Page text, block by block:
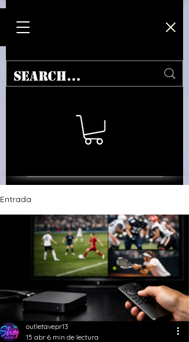
Entrada
outletavepr13
15 abr 6 min de lectura